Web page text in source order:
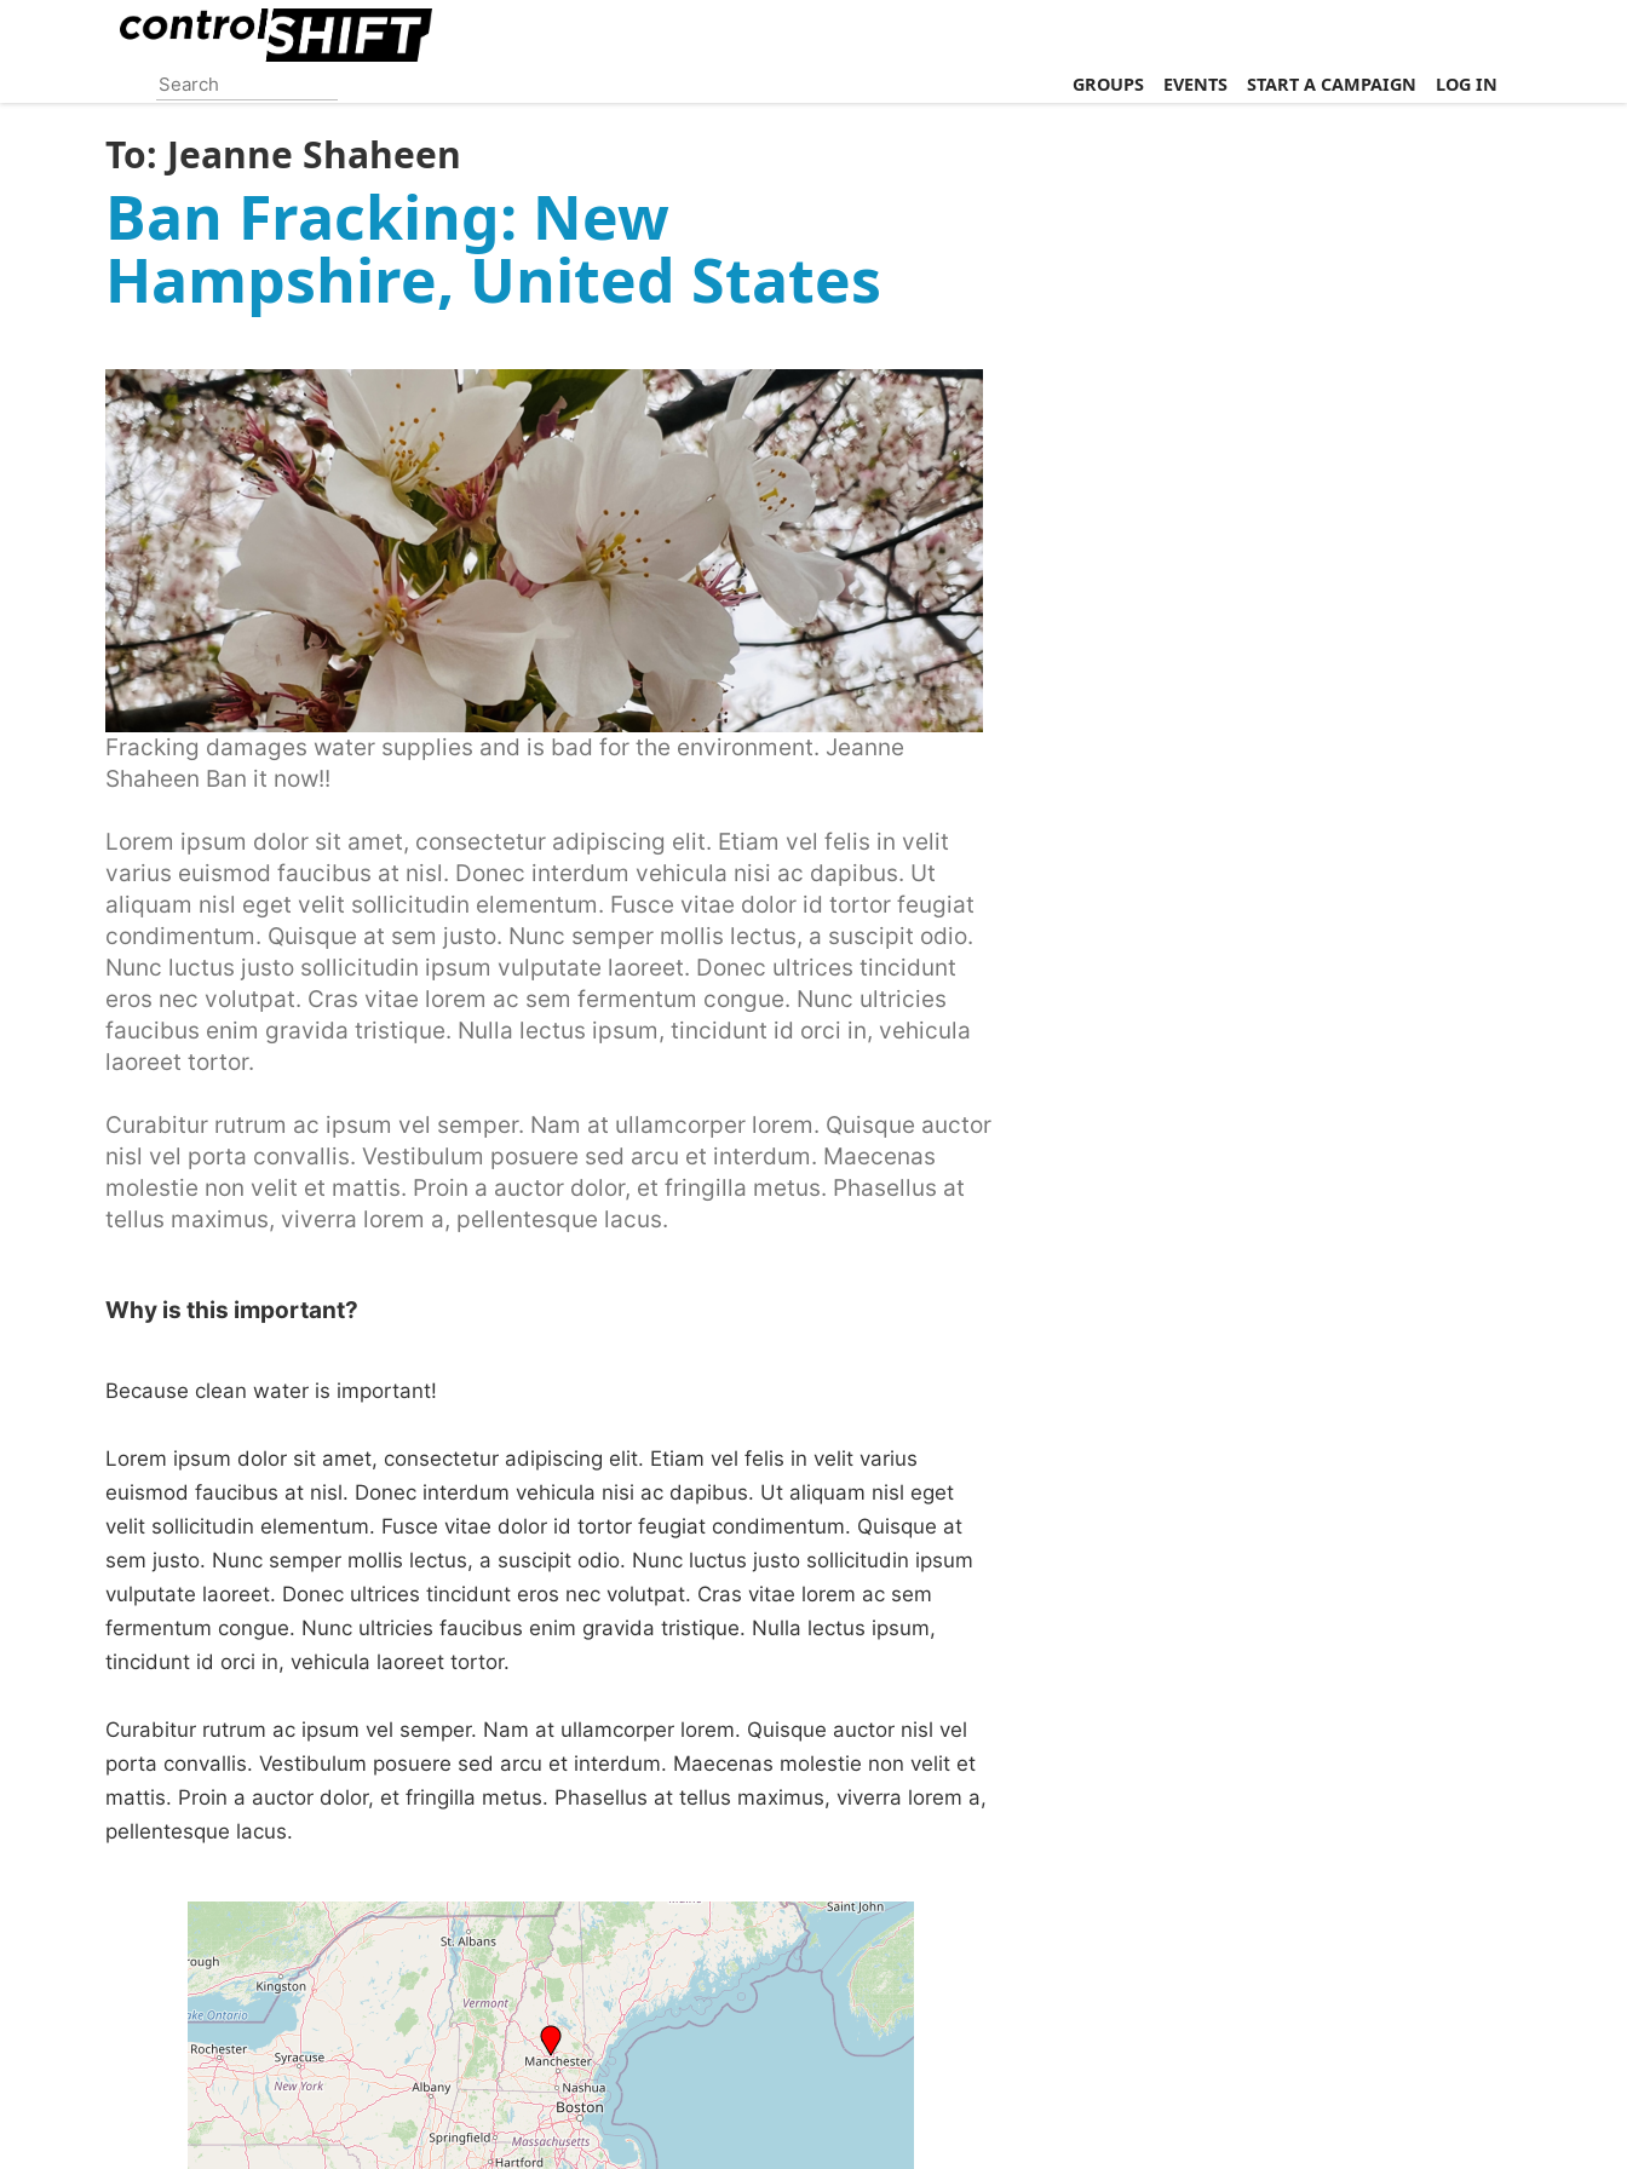
content
GROUPS EVENTS START A CAMPAIGN LOG IN
To: Jeanne Shaheen
Ban Fracking: New
Hampshire, United States
Fracking damages water supplies and is bad for the environment. Jeanne
Shaheen Ban it now!!
Lorem ipsum dolor sit amet, consectetur adipiscing elit. Etiam vel felis in velit
varius euismod faucibus at nisl. Donec interdum vehicula nisi ac dapibus. Ut
aliquam nisl eget velit sollicitudin elementum. Fusce vitae dolor id tortor feugiat
condimentum. Quisque at sem justo. Nunc semper mollis lectus, a suscipit odio.
Nunc luctus justo sollicitudin ipsum vulputate laoreet. Donec ultrices tincidunt
eros nec volutpat. Cras vitae lorem ac sem fermentum congue. Nunc ultricies
faucibus enim gravida tristique. Nulla lectus ipsum, tincidunt id orci in, vehicula
laoreet tortor.
Curabitur rutrum ac ipsum vel semper. Nam at ullamcorper lorem. Quisque auctor
nisl vel porta convallis. Vestibulum posuere sed arcu et interdum. Maecenas
molestie non velit et mattis. Proin a auctor dolor, et fringilla metus. Phasellus at
tellus maximus, viverra lorem a, pellentesque lacus.
Why is this important?
Because clean water is important!
Lorem ipsum dolor sit amet, consectetur adipiscing elit. Etiam vel felis in velit varius
euismod faucibus at nisl. Donec interdum vehicula nisi ac dapibus. Ut aliquam nisl eget
velit sollicitudin elementum. Fusce vitae dolor id tortor feugiat condimentum. Quisque at
sem justo. Nunc semper mollis lectus, a suscipit odio. Nunc luctus justo sollicitudin ipsum
vulputate laoreet. Donec ultrices tincidunt eros nec volutpat. Cras vitae lorem ac sem
fermentum congue. Nunc ultricies faucibus enim gravida tristique. Nulla lectus ipsum,
tincidunt id orci in, vehicula laoreet tortor.
Curabitur rutrum ac ipsum vel semper. Nam at ullamcorper lorem. Quisque auctor nisl vel
porta convallis. Vestibulum posuere sed arcu et interdum. Maecenas molestie non velit et
mattis. Proin a auctor dolor, et fringilla metus. Phasellus at tellus maximus, viverra lorem a,
pellentesque lacus.